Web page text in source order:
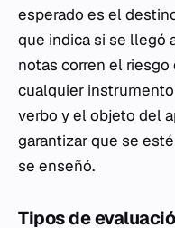
esperado es el
que indica si se llegó
notas corren el riesgo
cualquier
verbo y el objeto del
garantizar que se
se enseñó.
Tipos de